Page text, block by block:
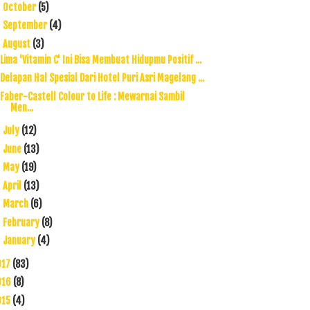
October(5)
September(4)
August (3)
Lima 'Vitamin C' Ini Bisa Membuat Hidupmu Positif ...
Delapan Hal Spesial Dari Hotel Puri Asri Magelang ...
Faber-Castell Colour to Life : Mewarnai Sambil
Men...
July (12)
June (13)
May (19)
April (13)
March (6)
February (8)
January (4)
(83)
(8)
(4)